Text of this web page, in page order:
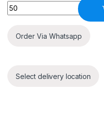
Quantity
Order Via Whatsapp
Select delivery location